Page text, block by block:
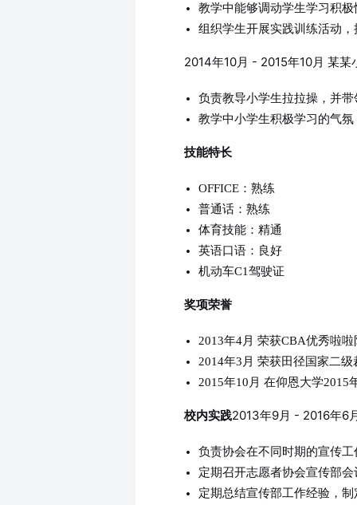
教学中能够调动学生学习积
组织学生开展实践训练活动
2014年10月 - 2015年10月 某某
负责教导小学生拉拉操，并
教学中小学生积极学习的气
技能特长
OFFICE：熟练
普通话：熟练
体育技能：精通
英语口语：良好
机动车C1驾驶证
奖项荣誉
2013年4月 荣获CBA优秀啦
2014年3月 荣获田径国家二
2015年10月 在仰恩大学2015
校内实践2013年9月 - 2016年6
负责协会在不同时期的宣传
定期召开志愿者协会宣传部
定期总结宣传部工作经验，